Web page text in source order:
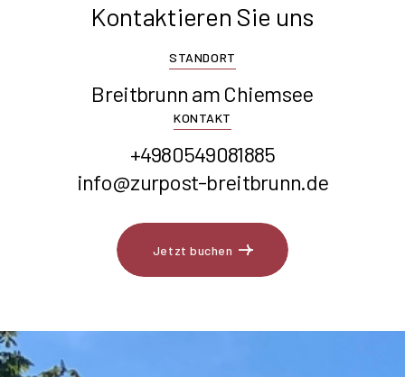
Kontaktieren Sie uns
STANDORT
Breitbrunn am Chiemsee
KONTAKT
+4980549081885
info@zurpost-breitbrunn.de
Jetzt buchen